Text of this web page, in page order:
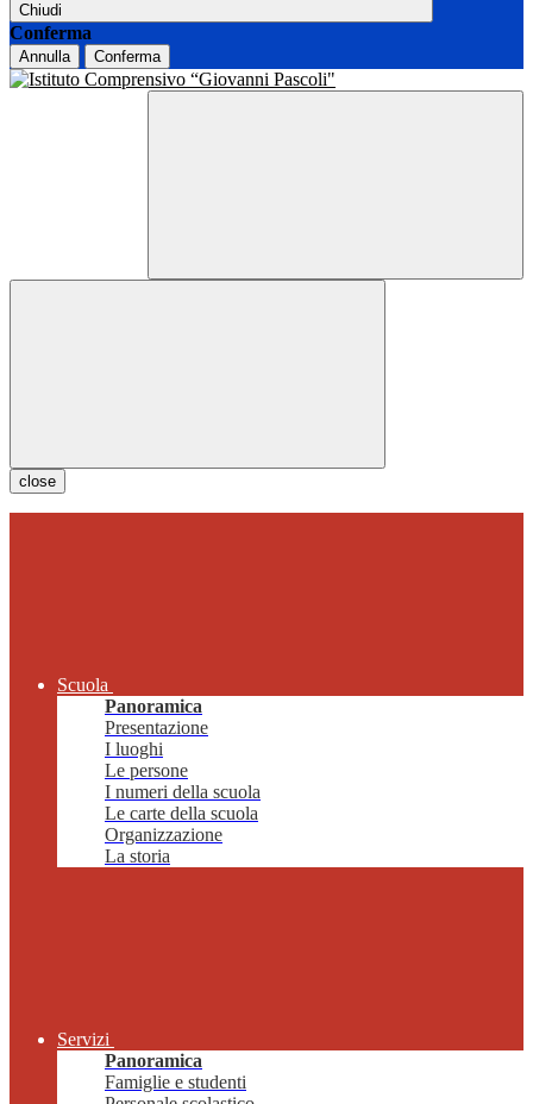
Chiudi
Conferma
Annulla Conferma
close
Scuola
Panoramica
Presentazione
I luoghi
Le persone
I numeri della scuola
Le carte della scuola
Organizzazione
La storia
Servizi
Panoramica
Famiglie e studenti